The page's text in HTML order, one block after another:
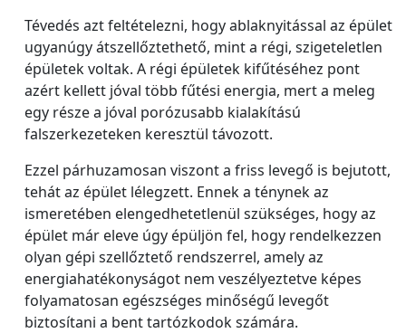
Tévedés azt feltételezni, hogy ablaknyitással az épület
ugyanúgy átszellőztethető, mint a régi, szigeteletlen
épületek voltak. A régi épületek kifűtéséhez pont
azért kellett jóval több fűtési energia, mert a meleg
egy része a jóval porózusabb kialakítású
falszerkezeteken keresztül távozott.
Ezzel párhuzamosan viszont a friss levegő is bejutott,
tehát az épület lélegzett. Ennek a ténynek az
ismeretében elengedhetetlenül szükséges, hogy az
épület már eleve úgy épüljön fel, hogy rendelkezzen
olyan gépi szellőztető rendszerrel, amely az
energiahatékonyságot nem veszélyeztetve képes
folyamatosan egészséges minőségű levegőt
biztosítani a bent tartózkodok számára.